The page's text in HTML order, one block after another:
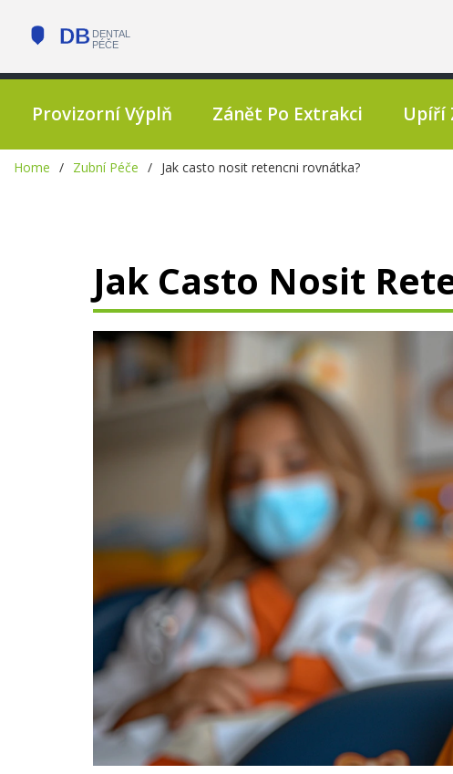
Provizorní Výplň Zánět Po Extrakci Upíří
Home Zubní Péče Jak casto nosit retencni rovnátka?
Jak Casto Nosit